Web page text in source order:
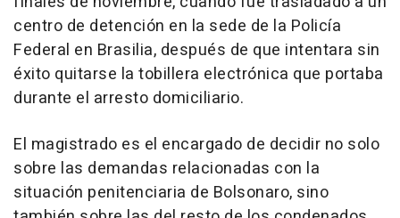
centro de detención en la sede de la Policía
Federal en Brasilia, después de que intentara sin
éxito quitarse la tobillera electrónica que portaba
durante el arresto domiciliario.
El magistrado es el encargado de decidir no solo
sobre las demandas relacionadas con la
situación penitenciaria de Bolsonaro, sino